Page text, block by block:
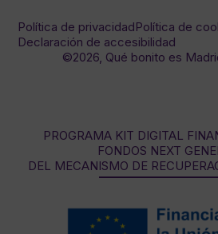
Política de privacidadPolítica de
Declaración de accesibilidad
©2026, Qué bonito es
PROGRAMA KIT DIGITAL
FONDOS NEXT
DEL MECANISMO DE